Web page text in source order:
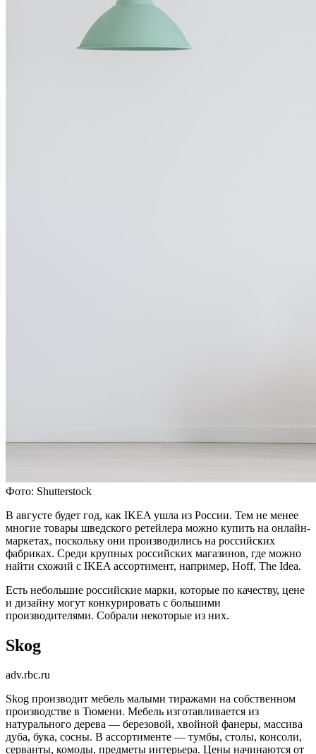
Фото: Shutterstock
В августе будет год, как IKEA ушла из России. Тем не менее
многие товары шведского ретейлера можно купить на онлайн-
маркетах, поскольку они производились на российских
фабриках. Среди крупных российских магазинов, где можно
найти схожий с IKEA ассортимент, например, Hoff, The Idea.
Есть небольшие российские марки, которые по качеству, цене
и дизайну могут конкурировать с большими
производителями. Собрали некоторые из них.
Skog
adv.rbc.ru
Skog производит мебель малыми тиражами на собственном
производстве в Тюмени. Мебель изготавливается из
натурального дерева — березовой, хвойной фанеры, массива
дуба, бука, сосны. В ассортименте — тумбы, столы, консоли,
серванты, комоды, предметы интерьера. Цены начинаются от